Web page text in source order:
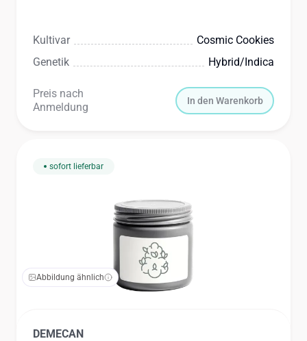
Kultivar
Cosmic Cookies
Genetik
Hybrid/indica
Preis nach
Anmeldung
In den Warenkorb
sofort lieferbar
Abbildung ähnlich
DEMECAN